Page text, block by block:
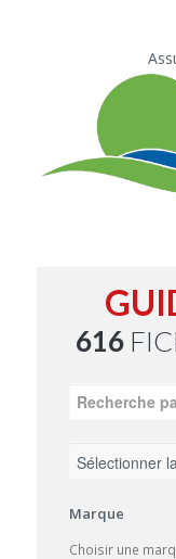
616
Marque
Choisir une